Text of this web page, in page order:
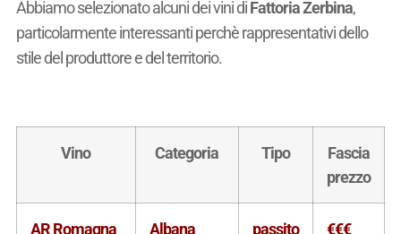
Abbiamo selezionato alcuni dei vini diFattoria Zerbina,
particolarmente interessanti perchè rappresentativi dello
stile del produttore e del territorio.
Vino Categoria Tipo
Fascia
prezzo
AR Romagna
Albana passito €€€